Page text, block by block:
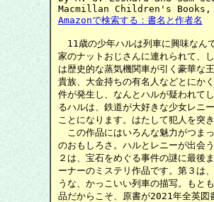
Amazonで検索する：書名と作者名
11歳の少年ハルは列車に興味なん
家のナットおじさんに連れられて、
は歴史的な蒸気機関車が引く豪華な
貴族、大金持ちの有名人などとにか
件が発生し、なんとハルが疑われて
るハルは、鉄道が大好きな少女レニ
ことになります。はたして犯人を突
この作品にはいろんな魅力がつま
のおもしろさ。ハルとレニーが出会
２は、宝石をめぐる事件の謎に最後
ーナーのミステリ作品です。第３は
うな、かっこいい列車の描写。もと
品だからこそ、原書が2021年全英図